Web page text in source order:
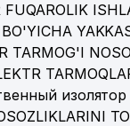
TARMOG'I
изолятор